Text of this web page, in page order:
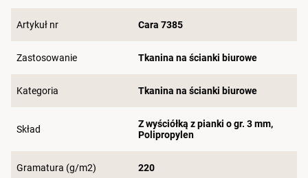
Artykuł nr Cara 7385
Zastosowanie Tkanina na ścianki biurowe
Kategoria Tkanina na ścianki biurowe
Skład
Z wyściółką z pianki o gr. 3 mm,
Polipropylen
Gramatura (g/m2) 220